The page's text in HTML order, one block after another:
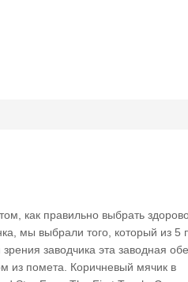
как правильно выбрать
мы выбрали того, который из 5
заводчика эта заводная
помета. Коричневый мячик в